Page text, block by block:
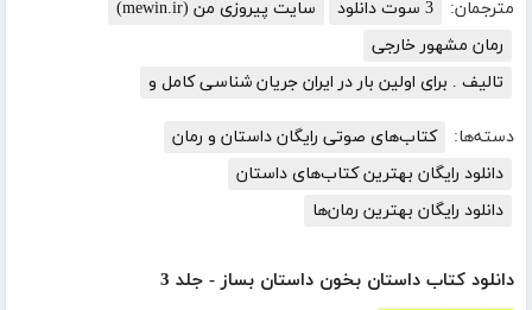
مترجمان: 3 سوت دانلود
سایت پیروزی من (mewin.ir)
رمان مشهور خارجی
تالیف . برای اولین بار در ایران جریان شناسی کامل و
دسته‌ها:
کتاب‌های صوتی رایگان داستان و رمان
دانلود رایگان بهترین کتاب‌های داستان
دانلود رایگان بهترین رمان‌ها
دانلود کتاب داستان بخون داستان بساز - جلد 3